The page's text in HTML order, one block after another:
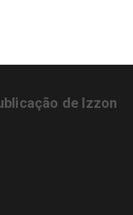
de Izzon